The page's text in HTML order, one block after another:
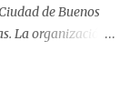
de Buenos
La organización